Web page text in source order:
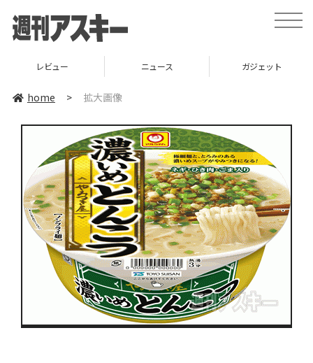
toggle
レビュー ニュース ガジェット
home > 拡大画像